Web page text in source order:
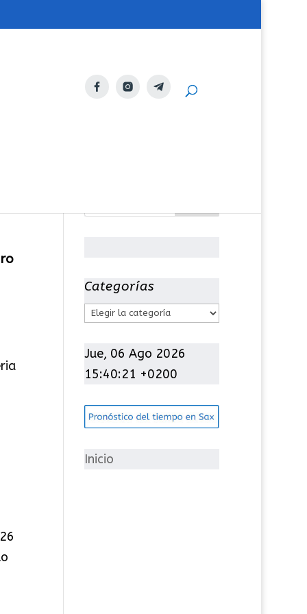
Categorías
C
t
e
o
í
Jue, 06 Ago 2026
15:40:22 +0200
Inicio